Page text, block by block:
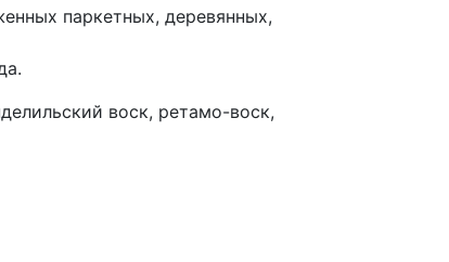
паркетных, деревянных,
воск, ретамо-воск,